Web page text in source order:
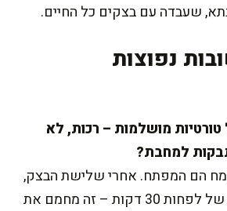
שעבדה עם בצקים כל החיים.
נפוצות
מושלמות – רכות, לא
למחבת?
קמח הם המפתח. אחרי שלישת הבצק,
חשוב לתת לו מנוחה של לפחות 30 דקות – זה מחמם את